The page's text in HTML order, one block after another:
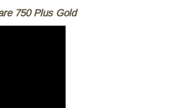
750 Plus Gold